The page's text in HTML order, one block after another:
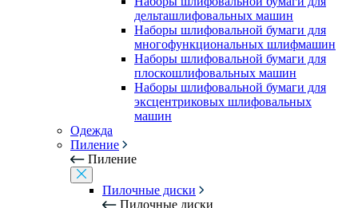
дельташлифовальных машин
Наборы шлифовальной бумаги для
многофункциональных шлифмашин
Наборы шлифовальной бумаги для
плоскошлифовальных машин
Наборы шлифовальной бумаги для
эксцентриковых шлифовальных
машин
Одежда
Пиление
Пиление
Пилочные диски
Пилочные диски